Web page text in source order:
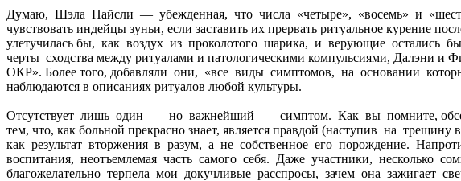
Думаю, Шэла Найсли — убежденная, что числа «четыре», «восемь» и
чувствовать индейцы зуньи, если заставить их прервать ритуальное курение
улетучилась бы, как воздух из проколотого шарика, и верующие
черты сходства между ритуалами и патологическими компульсиями, Далэни
ОКР». Более того, добавляли они, «все виды симптомов, на основании
наблюдаются в описаниях ритуалов любой культуры.
Отсутствует лишь один — но важнейший — симптом. Как вы помните,
тем, что, как больной прекрасно знает, является правдой (наступив на
как результат вторжения в разум, а не собственное его порождение.
воспитания, неотъемлемая часть самого себя. Даже участники, несколько
благожелательно терпела мои докучливые расспросы, зачем она зажигает